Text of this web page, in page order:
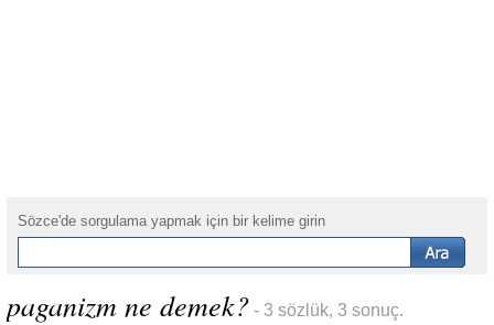
Sözce'de sorgulama yapmak için bir kelime girin
paganizm ne demek? - 3 sözlük, 3 sonuç.